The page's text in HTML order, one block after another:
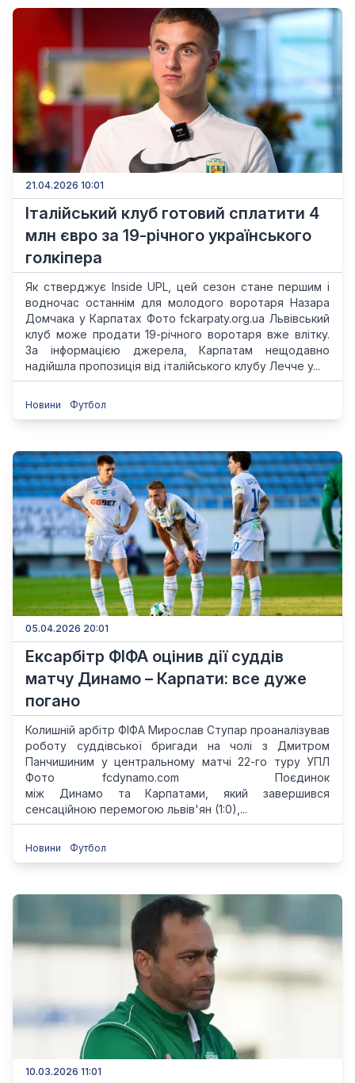
21.04.2026 10:01
Італійський клуб готовий сплатити 4
млн євро за 19-річного українського
голкіпера
Як стверджує Inside UPL, цей сезон стане першим і
водночас останнім для молодого воротаря Назара
Домчака у Карпатах Фото fckarpaty.org.ua Львівський
клуб може продати 19-річного воротаря вже влітку.
За інформацією джерела, Карпатам нещодавно
надійшла пропозиція від італійського клубу Лечче у...
Новини Футбол
05.04.2026 20:01
Ексарбітр ФІФА оцінив дії суддів
матчу Динамо – Карпати: все дуже
погано
Колишній арбітр ФІФА Мирослав Ступар проаналізував
роботу суддівської бригади на чолі з Дмитром
Панчишиним у центральному матчі 22-го туру УПЛ
Фото fcdynamo.com Поєдинок
між Динамо та Карпатами, який завершився
сенсаційною перемогою львів'ян (1:0),...
Новини Футбол
10.03.2026 11:01